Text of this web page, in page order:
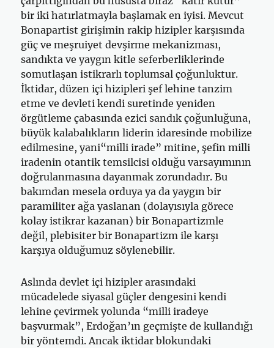
bir iki hatırlatmayla başlamak en iyisi. Mevcut
Bonapartist girişimin rakip hizipler karşısında
güç ve meşruiyet devşirme mekanizması,
sandıkta ve yaygın kitle seferberliklerinde
somutlaşan istikrarlı toplumsal çoğunluktur.
İktidar, düzen içi hizipleri şef lehine tanzim
etme ve devleti kendi suretinde yeniden
örgütleme çabasında ezici sandık çoğunluğuna,
büyük kalabalıkların liderin idaresinde mobilize
edilmesine, yani“milli irade” mitine, şefin milli
iradenin otantik temsilcisi olduğu varsayımının
doğrulanmasına dayanmak zorundadır. Bu
bakımdan mesela orduya ya da yaygın bir
paramiliter ağa yaslanan (dolayısıyla görece
kolay istikrar kazanan) bir Bonapartizmle
değil, plebisiter bir Bonapartizm ile karşı
karşıya olduğumuz söylenebilir.
Aslında devlet içi hizipler arasındaki
mücadelede siyasal güçler dengesini kendi
lehine çevirmek yolunda “milli iradeye
başvurmak”, Erdoğan’ın geçmişte de kullandığı
bir yöntemdi. Ancak iktidar blokundaki